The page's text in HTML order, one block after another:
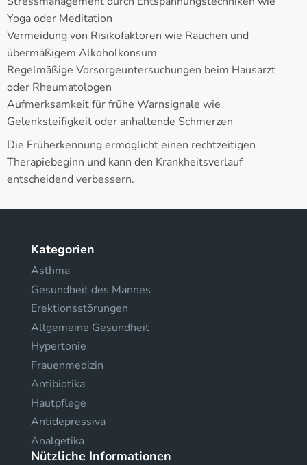
Yoga oder Meditation
Vermeidung von Risikofaktoren wie Rauchen und
übermäßigem Alkoholkonsum
Regelmäßige Vorsorgeuntersuchungen beim Hausarzt
oder Rheumatologen
Aufmerksamkeit für frühe Warnsignale wie
Gelenksteifigkeit oder anhaltende Schmerzen
Die Früherkennung ermöglicht einen rechtzeitigen
Therapiebeginn und kann den Krankheitsverlauf
entscheidend verbessern.
Kategorien
Asthma
Gesundheit des Mannes
Erektionsstörungen
Allgemeine Gesundheit
Hypertonie
Frauenmedizin
Antibiotika
Hautpflege
Antidepressiva
Analgetika
Nützliche Informationen